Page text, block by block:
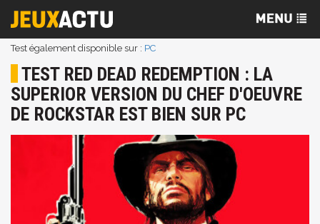
Test également disponible sur : PC
TEST RED DEAD REDEMPTION : LA
SUPERIOR VERSION DU CHEF D'OEUVRE
DE ROCKSTAR EST BIEN SUR PC